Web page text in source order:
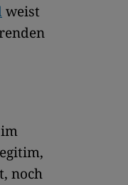
weist
noch